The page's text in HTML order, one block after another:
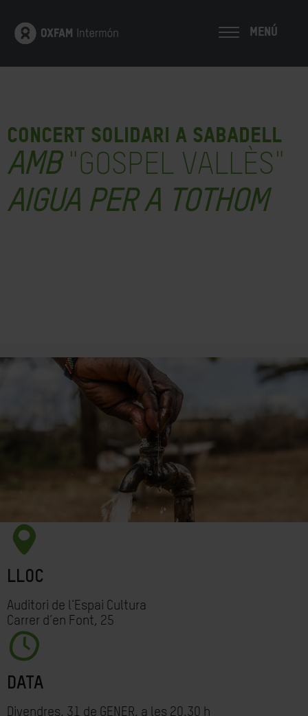
MENÚ
CONCERT SOLIDARI A SABADELL
AMB "GOSPEL VALLÈS"
AIGUA PER A TOTHOM
LLOC
Auditori de l'Espai Cultura
Carrer d’en Font, 25
DATA
Divendres, 31 de GENER, a les 20.30 h